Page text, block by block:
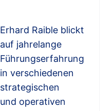
Erhard Raible blickt
auf jahrelange
Führungserfahrung
in verschiedenen
strategischen
und operativen